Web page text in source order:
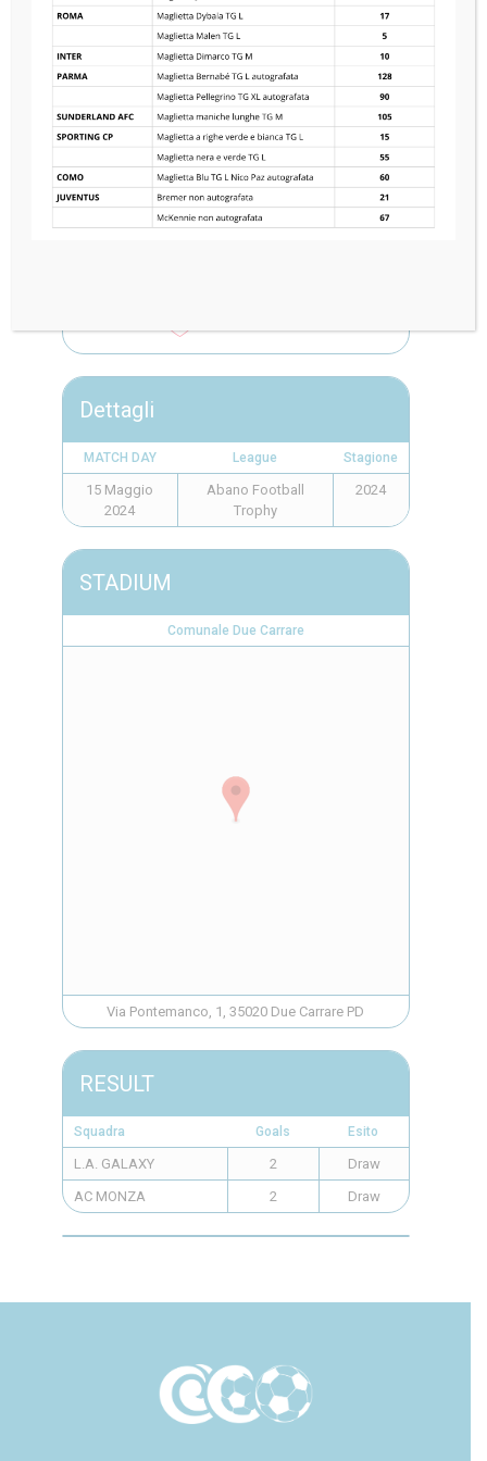
L.A. GALAXY
2
—
2
Dettagli
MATCH DAY League Stagione
15 Maggio
2024
Abano Football
Trophy
2024
STADIUM
Comunale Due Carrare
Via Pontemanco, 1, 35020 Due Carrare PD
RESULT
Squadra Goals Esito
L.A. GALAXY 2
Draw
AC MONZA
2 Draw